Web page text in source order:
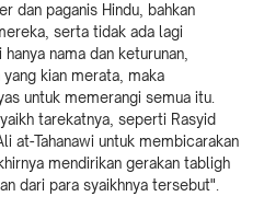
dan paganis Hindu, bahkan
serta tidak ada lagi
nama dan keturunan,
kian merata, maka
untuk memerangi semua itu.
tarekatnya, seperti Rasyid
at-Tahanawi untuk membicarakan
mendirikan gerakan tabligh
dari para syaikhnya tersebut".